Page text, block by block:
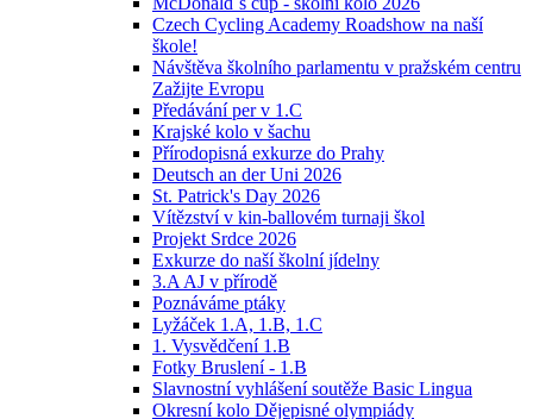
Czech Cycling Academy Roadshow na naší
škole!
Návštěva školního parlamentu v pražském centru
Zažijte Evropu
Předávání per v 1.C
Krajské kolo v šachu
Přírodopisná exkurze do Prahy
Deutsch an der Uni 2026
St. Patrick's Day 2026
Vítězství v kin-ballovém turnaji škol
Projekt Srdce 2026
Exkurze do naší školní jídelny
3.A AJ v přírodě
Poznáváme ptáky
Lyžáček 1.A, 1.B, 1.C
1. Vysvědčení 1.B
Fotky Bruslení - 1.B
Slavnostní vyhlášení soutěže Basic Lingua
Okresní kolo Dějepisné olympiády